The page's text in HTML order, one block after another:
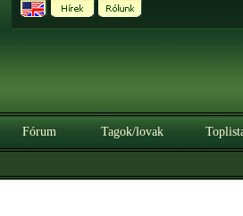
Fórum Tagok/lovak